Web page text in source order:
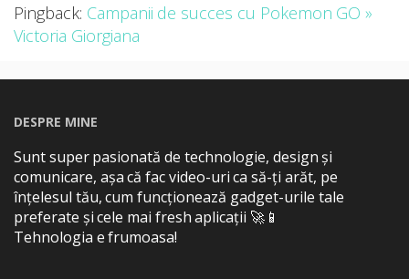
Pingback: Campanii de succes cu Pokemon GO »
Victoria Giorgiana
DESPRE MINE
Sunt super pasionată de technologie, design și
comunicare, așa că fac video-uri ca să-ți arăt, pe
înțelesul tău, cum funcționează gadget-urile tale
preferate și cele mai fresh aplicații 🚀📱
Tehnologia e frumoasa!